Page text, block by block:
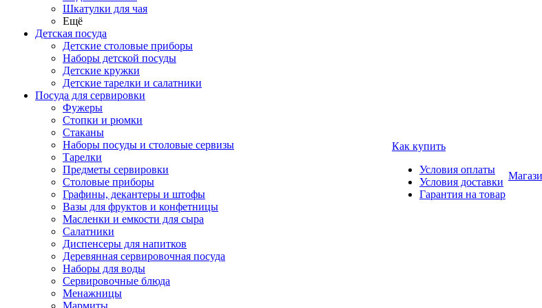
Шкатулки для чая
Ещё
Детская посуда
Детские столовые приборы
Наборы детской посуды
Детские кружки
Детские тарелки и салатники
Посуда для сервировки
Фужеры
Стопки и рюмки
Стаканы
Наборы посуды и столовые сервизы
Тарелки
Предметы сервировки
Столовые приборы
Графины, декантеры и штофы
Вазы для фруктов и конфетницы
Масленки и емкости для сыра
Салатники
Диспенсеры для напитков
Деревянная сервировочная посуда
Наборы для воды
Сервировочные блюда
Менажницы
Мармиты
Как купить
Условия оплаты
Условия доставки
Гарантия на товар